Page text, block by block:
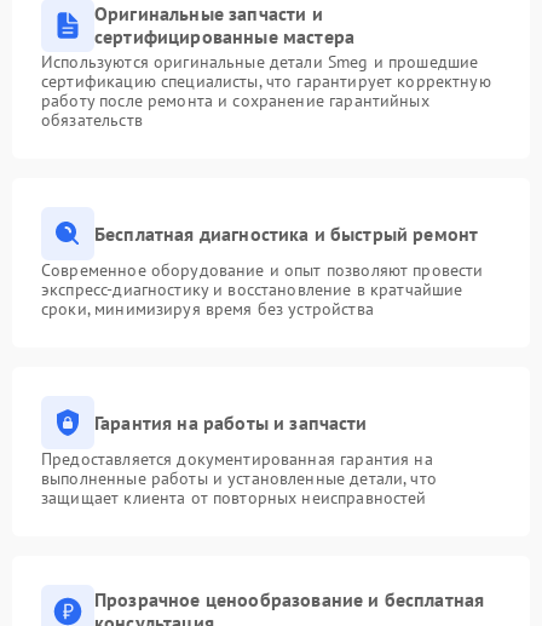
Оригинальные запчасти и
сертифицированные мастера
Используются оригинальные детали Smeg и прошедшие
сертификацию специалисты, что гарантирует корректную
работу после ремонта и сохранение гарантийных
обязательств
Бесплатная диагностика и быстрый ремонт
Современное оборудование и опыт позволяют провести
экспресс-диагностику и восстановление в кратчайшие
сроки, минимизируя время без устройства
Гарантия на работы и запчасти
Предоставляется документированная гарантия на
выполненные работы и установленные детали, что
защищает клиента от повторных неисправностей
Прозрачное ценообразование и бесплатная